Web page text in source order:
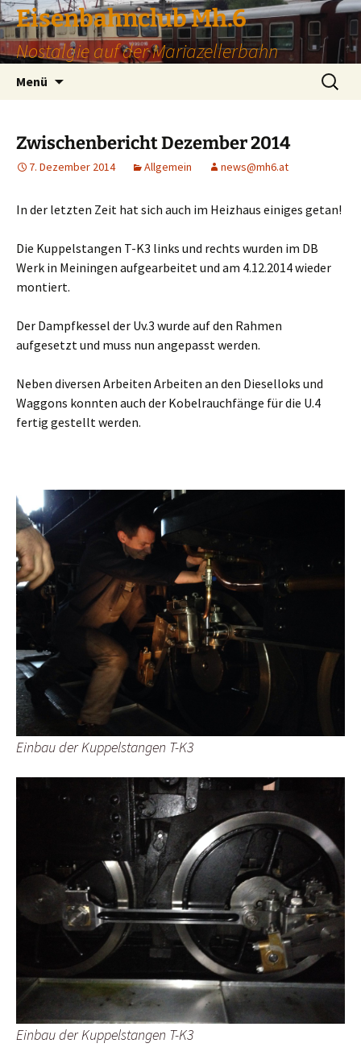
Zum
Inhalt
springen
Eisenbahnclub Mh.6
Nostalgie auf der Mariazellerbahn
Menü
Suchen
nach:
Zwischenbericht Dezember 2014
7. Dezember 2014 Allgemein news@mh6.at
In der letzten Zeit hat sich auch im Heizhaus einiges getan!
Die Kuppelstangen T-K3 links und rechts wurden im DB
Werk in Meiningen aufgearbeitet und am 4.12.2014 wieder
montiert.
Der Dampfkessel der Uv.3 wurde auf den Rahmen
aufgesetzt und muss nun angepasst werden.
Neben diversen Arbeiten Arbeiten an den Dieselloks und
Waggons konnten auch der Kobelrauchfänge für die U.4
fertig gestellt werden.
Einbau der Kuppelstangen T-K3
Einbau der Kuppelstangen T-K3